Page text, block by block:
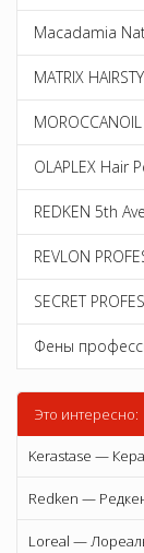
Macadamia
MATRIX
MOROCCANOIL
OLAPLEX Hair
REDKEN 5th
REVLON
SECRET
Фены
Это интересно:
Kerastase —
Redken —
Loreal —